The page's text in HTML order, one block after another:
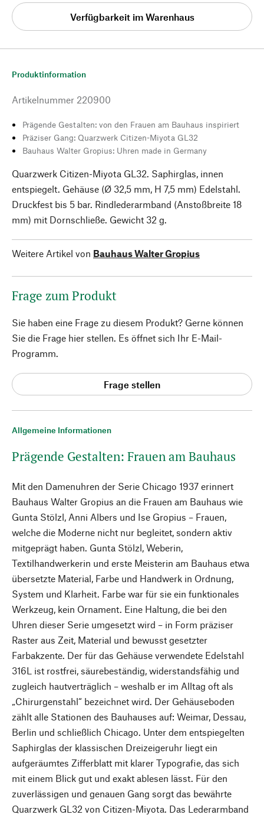
Verfügbarkeit im Warenhaus
Allgemeine Informationen
Prägende Gestalten: Frauen am Bauhaus
Mit den Damenuhren der Serie Chicago 1937 erinnert
Bauhaus Walter Gropius an die Frauen am Bauhaus wie
Gunta Stölzl, Anni Albers und Ise Gropius – Frauen,
welche die Moderne nicht nur begleitet, sondern aktiv
mitgeprägt haben. Gunta Stölzl, Weberin,
Textilhandwerkerin und erste Meisterin am Bauhaus etwa
übersetzte Material, Farbe und Handwerk in Ordnung,
System und Klarheit. Farbe war für sie ein funktionales
Werkzeug, kein Ornament. Eine Haltung, die bei den
Uhren dieser Serie umgesetzt wird – in Form präziser
Raster aus Zeit, Material und bewusst gesetzter
Farbakzente. Der für das Gehäuse verwendete Edelstahl
316L ist rostfrei, säurebeständig, widerstandsfähig und
zugleich hautverträglich – weshalb er im Alltag oft als
„Chirurgenstahl“ bezeichnet wird. Der Gehäuseboden
zählt alle Stationen des Bauhauses auf: Weimar, Dessau,
Berlin und schließlich Chicago. Unter dem entspiegelten
Saphirglas der klassischen Dreizeigeruhr liegt ein
aufgeräumtes Zifferblatt mit klarer Typografie, das sich
mit einem Blick gut und exakt ablesen lässt. Für den
zuverlässigen und genauen Gang sorgt das bewährte
Quarzwerk GL32 von Citizen-Miyota. Das Lederarmband
Produktinformation
Artikelnummer 220900
Prägende Gestalten: von den Frauen am Bauhaus inspiriert
Präziser Gang: Quarzwerk Citizen-Miyota GL32
Bauhaus Walter Gropius: Uhren made in Germany
Quarzwerk Citizen-Miyota GL32. Saphirglas, innen
entspiegelt. Gehäuse (Ø 32,5 mm, H 7,5 mm) Edelstahl.
Druckfest bis 5 bar. Rindlederarmband (Anstoßbreite 18
mm) mit Dornschließe. Gewicht 32 g.
Weitere Artikel von Bauhaus Walter Gropius
Frage zum Produkt
Sie haben eine Frage zu diesem Produkt? Gerne können
Sie die Frage hier stellen. Es öffnet sich Ihr E-Mail-
Programm.
Frage stellen